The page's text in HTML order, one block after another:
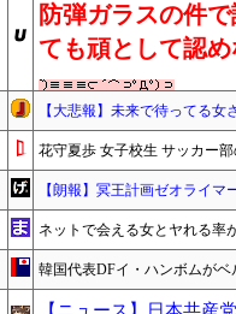
防弾ガラスの件
ても頑として認
【大悲報】未来で待ってる
花守夏歩 女子校生 サッカー
【朗報】冥王計画ゼオライ
ネットで会える女とヤれる率
韓国代表DFイ・ハンボムが